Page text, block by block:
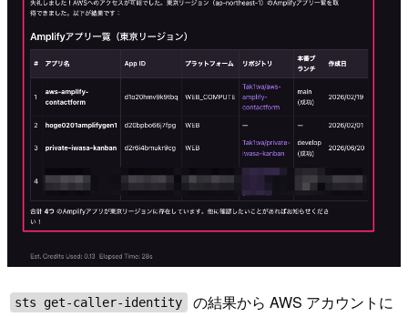
sts get-caller-identity
の結果から AWS アカウントに